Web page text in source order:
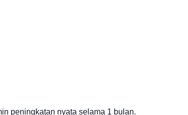
peningkatan nyata selama 1 bulan.